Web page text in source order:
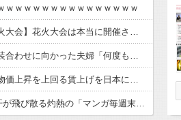
ｗｗｗｗｗｗｗｗｗｗｗｗｗｗｗ
【琵琶湖三市同時花火大会】花火大会は本当に開催されるのか…ＨＰで観覧券販売も消防への申請なし、３自治体は「関与してない」と声明
【悲報】結婚式の衣装合わせに向かった夫婦「何度も何度も追突され…何が目的か本当に理解できない」東名高速で続いた約1.7キロの追突
【悲報】高市総理「物価上昇を上回る賃上げを日本に定着させる」 →国家公務員月給3.51％増へ 地方公務員も追随する見通し
【朗報】Amazon、汗が飛び散る灼熱の「マンガ毎週末セール（50%還元）」を開催ｗｗｗｗｗｗｗｗｗｗ